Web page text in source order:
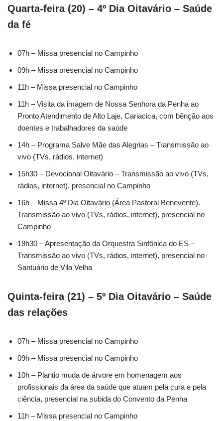
Quarta-feira (20) – 4º Dia Oitavário – Saúde
da fé
07h – Missa presencial no Campinho
09h – Missa presencial no Campinho
11h – Missa presencial no Campinho
11h – Visita da imagem de Nossa Senhora da Penha ao
Pronto Atendimento de Alto Laje, Cariacica, com bênção aos
doentes e trabalhadores da saúde
14h – Programa Salve Mãe das Alegrias – Transmissão ao
vivo (TVs, rádios, internet)
15h30 – Devocional Oitavário – Transmissão ao vivo (TVs,
rádios, internet), presencial no Campinho
16h – Missa 4º Dia Oitavário (Área Pastoral Benevente).
Transmissão ao vivo (TVs, rádios, internet), presencial no
Campinho
19h30 – Apresentação da Orquestra Sinfônica do ES –
Transmissão ao vivo (TVs, rádios, internet), presencial no
Santuário de Vila Velha
Quinta-feira (21) – 5º Dia Oitavário – Saúde
das relações
07h – Missa presencial no Campinho
09h – Missa presencial no Campinho
10h – Plantio muda de árvore em homenagem aos
profissionais da área da saúde que atuam pela cura e pela
ciência, presencial na subida do Convento da Penha
11h – Missa presencial no Campinho